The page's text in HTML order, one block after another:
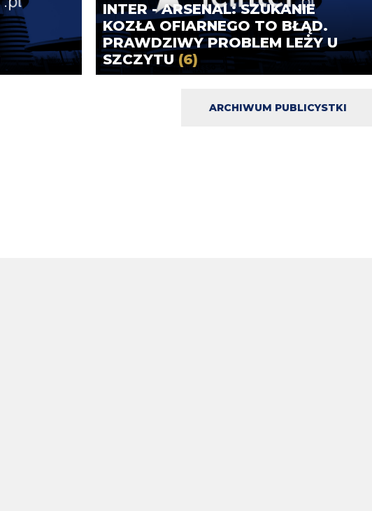
INTER - ARSENAL: SZUKANIE
KOZŁA OFIARNEGO TO BŁĄD.
PRAWDZIWY PROBLEM LEŻY U
SZCZYTU (6)
ARCHIWUM PUBLICYSTKI